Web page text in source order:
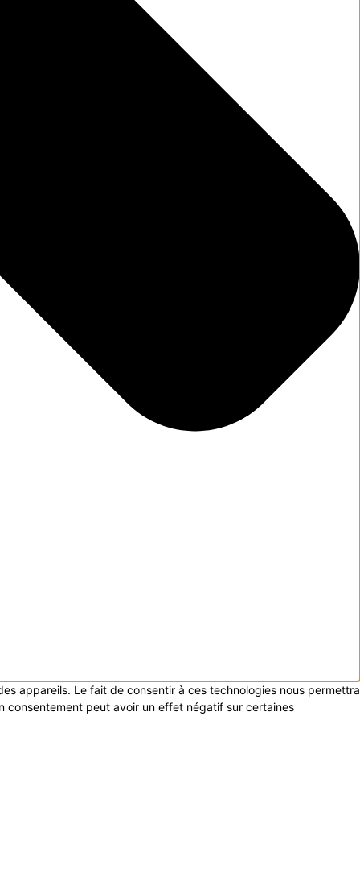
appareils. Le fait de consentir à ces technologies nous permettra
consentement peut avoir un effet négatif sur certaines